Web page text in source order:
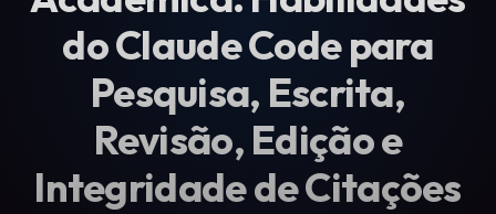
do Claude Code para
Pesquisa, Escrita,
Revisão, Edição e
Integridade de Citações